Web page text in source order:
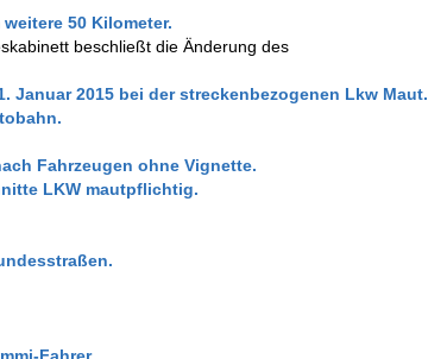
50 Kilometer.
beschließt die Änderung des
Januar 2015 bei der streckenbezogenen Lkw Maut.
Fahrzeugen ohne Vignette.
LKW mautpflichtig.